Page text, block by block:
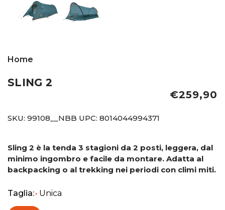
Home
SLING 2
€259,90
SKU: 99108__NBB UPC: 8014044994371
Sling 2 è la tenda 3 stagioni da 2 posti, leggera, dal
minimo ingombro e facile da montare. Adatta al
backpacking o al trekking nei periodi con climi miti.
Taglia:* Unica